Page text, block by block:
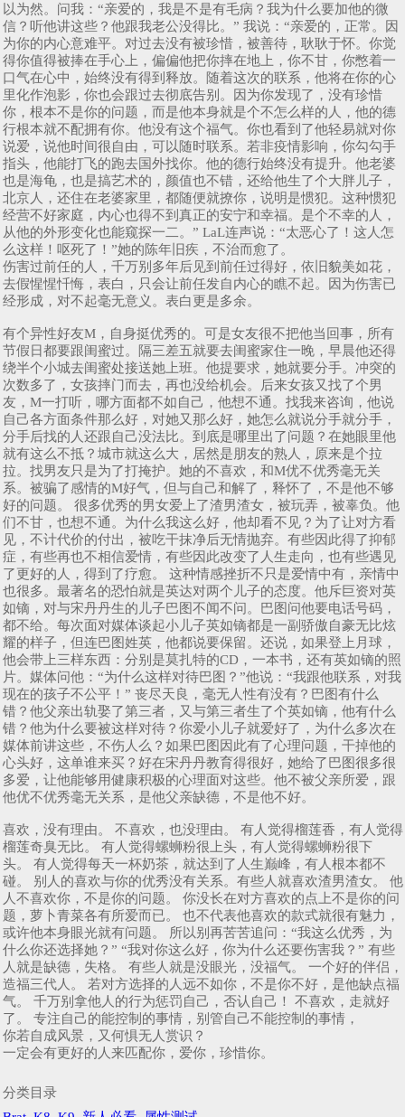
以为然。问我：“亲爱的，我是不是有毛病？我为什么要加他的微
信？听他讲这些？他跟我老公没得比。” 我说：“亲爱的，正常。因
为你的内心意难平。对过去没有被珍惜，被善待，耿耿于怀。你觉
得你值得被捧在手心上，偏偏他把你摔在地上，你不甘，你憋着一
口气在心中，始终没有得到释放。随着这次的联系，他将在你的心
里化作泡影，你也会跟过去彻底告别。因为你发现了，没有珍惜
你，根本不是你的问题，而是他本身就是个不怎么样的人，他的德
行根本就不配拥有你。他没有这个福气。你也看到了他轻易就对你
说爱，说他时间很自由，可以随时联系。若非疫情影响，你勾勾手
指头，他能打飞的跑去国外找你。他的德行始终没有提升。他老婆
也是海龟，也是搞艺术的，颜值也不错，还给他生了个大胖儿子，
北京人，还住在老婆家里，都随便就撩你，说明是惯犯。这种惯犯
经营不好家庭，内心也得不到真正的安宁和幸福。是个不幸的人，
从他的外形变化也能窥探一二。” LaL连声说：“太恶心了！这人怎
么这样！呕死了！”她的陈年旧疾，不治而愈了。
伤害过前任的人，千万别多年后见到前任过得好，依旧貌美如花，
去假惺惺忏悔，表白，只会让前任发自内心的瞧不起。因为伤害已
经形成，对不起毫无意义。表白更是多余。
有个异性好友M，自身挺优秀的。可是女友很不把他当回事，所有
节假日都要跟闺蜜过。隔三差五就要去闺蜜家住一晚，早晨他还得
绕半个小城去闺蜜处接送她上班。他提要求，她就要分手。冲突的
次数多了，女孩摔门而去，再也没给机会。后来女孩又找了个男
友，M一打听，哪方面都不如自己，他想不通。找我来咨询，他说
自己各方面条件那么好，对她又那么好，她怎么就说分手就分手，
分手后找的人还跟自己没法比。到底是哪里出了问题？在她眼里他
就有这么不抵？城市就这么大，居然是朋友的熟人，原来是个拉
拉。找男友只是为了打掩护。她的不喜欢，和M优不优秀毫无关
系。被骗了感情的M好气，但与自己和解了，释怀了，不是他不够
好的问题。 很多优秀的男女爱上了渣男渣女，被玩弄，被辜负。他
们不甘，也想不通。为什么我这么好，他却看不见？为了让对方看
见，不计代价的付出，被吃干抹净后无情抛弃。有些因此得了抑郁
症，有些再也不相信爱情，有些因此改变了人生走向，也有些遇见
了更好的人，得到了疗愈。 这种情感挫折不只是爱情中有，亲情中
也很多。最著名的恐怕就是英达对两个儿子的态度。他斥巨资对英
如镝，对与宋丹丹生的儿子巴图不闻不问。巴图问他要电话号码，
都不给。每次面对媒体谈起小儿子英如镝都是一副骄傲自豪无比炫
耀的样子，但连巴图姓英，他都说要保留。还说，如果登上月球，
他会带上三样东西：分别是莫扎特的CD，一本书，还有英如镝的照
片。媒体问他：“为什么这样对待巴图？”他说：“我跟他联系，对我
现在的孩子不公平！” 丧尽天良，毫无人性有没有？巴图有什么
错？他父亲出轨娶了第三者，又与第三者生了个英如镝，他有什么
错？他为什么要被这样对待？你爱小儿子就爱好了，为什么多次在
媒体前讲这些，不伤人么？如果巴图因此有了心理问题，干掉他的
心头好，这单谁来买？好在宋丹丹教育得很好，她给了巴图很多很
多爱，让他能够用健康积极的心理面对这些。他不被父亲所爱，跟
他优不优秀毫无关系，是他父亲缺德，不是他不好。
喜欢，没有理由。 不喜欢，也没理由。 有人觉得榴莲香，有人觉得
榴莲奇臭无比。 有人觉得螺蛳粉很上头，有人觉得螺蛳粉很下
头。 有人觉得每天一杯奶茶，就达到了人生巅峰，有人根本都不
碰。 别人的喜欢与你的优秀没有关系。有些人就喜欢渣男渣女。 他
人不喜欢你，不是你的问题。 你没长在对方喜欢的点上不是你的问
题，萝卜青菜各有所爱而已。 也不代表他喜欢的款式就很有魅力，
或许他本身眼光就有问题。 所以别再苦苦追问：“我这么优秀，为
什么你还选择她？” “我对你这么好，你为什么还要伤害我？” 有些
人就是缺德，失格。 有些人就是没眼光，没福气。 一个好的伴侣，
造福三代人。 若对方选择的人远不如你，不是你不好，是他缺点福
气。 千万别拿他人的行为惩罚自己，否认自己！ 不喜欢，走就好
了。 专注自己的能控制的事情，别管自己不能控制的事情，
你若自成风景，又何惧无人赏识？
一定会有更好的人来匹配你，爱你，珍惜你。
分类目录